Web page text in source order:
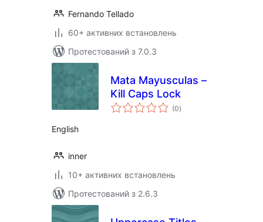
Fernando Tellado
60+ активних встановлень
Протестований з 7.0.3
Mata Mayusculas –
Kill Caps Lock
(0загальний
рейтинг
)
English
inner
10+ активних встановлень
Протестований з 2.6.3